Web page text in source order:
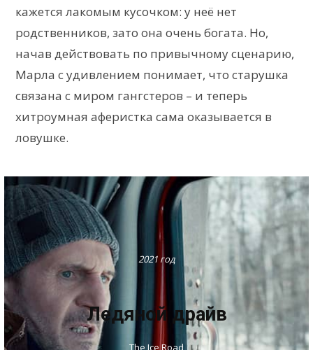
кажется лакомым кусочком: у неё нет
родственников, зато она очень богата. Но,
начав действовать по привычному сценарию,
Марла с удивлением понимает, что старушка
связана с миром гангстеров – и теперь
хитроумная аферистка сама оказывается в
ловушке.
2021 год
Ледяной драйв
The Ice Road